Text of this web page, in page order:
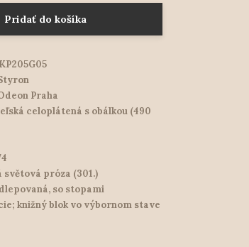
Pridať do košíka
KP205G05
Praha
celoplátená s obálkou (490
světová próza (301.)
so stopami
knižný blok vo výbornom stave